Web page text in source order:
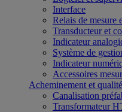
Interface
Relais de mesure
Transducteur et
Indicateur
Système de
Indicateur
Accessoires
Acheminement et
Canalisation
Transformateur